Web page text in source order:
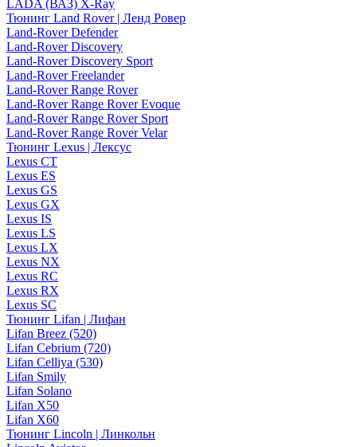
LADA (ВАЗ) X-Ray
Тюнинг Land Rover | Ленд Ровер
Land-Rover Defender
Land-Rover Discovery
Land-Rover Discovery Sport
Land-Rover Freelander
Land-Rover Range Rover
Land-Rover Range Rover Evoque
Land-Rover Range Rover Sport
Land-Rover Range Rover Velar
Тюнинг Lexus | Лексус
Lexus CT
Lexus ES
Lexus GS
Lexus GX
Lexus IS
Lexus LS
Lexus LX
Lexus NX
Lexus RC
Lexus RX
Lexus SC
Тюнинг Lifan | Лифан
Lifan Breez (520)
Lifan Cebrium (720)
Lifan Celliya (530)
Lifan Smily
Lifan Solano
Lifan X50
Lifan X60
Тюнинг Lincoln | Линкольн